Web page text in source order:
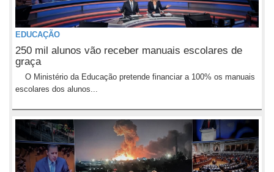
EDUCAÇÃO
250 mil alunos vão receber manuais escolares de
graça
O Ministério da Educação pretende financiar a 100% os manuais
escolares dos alunos...